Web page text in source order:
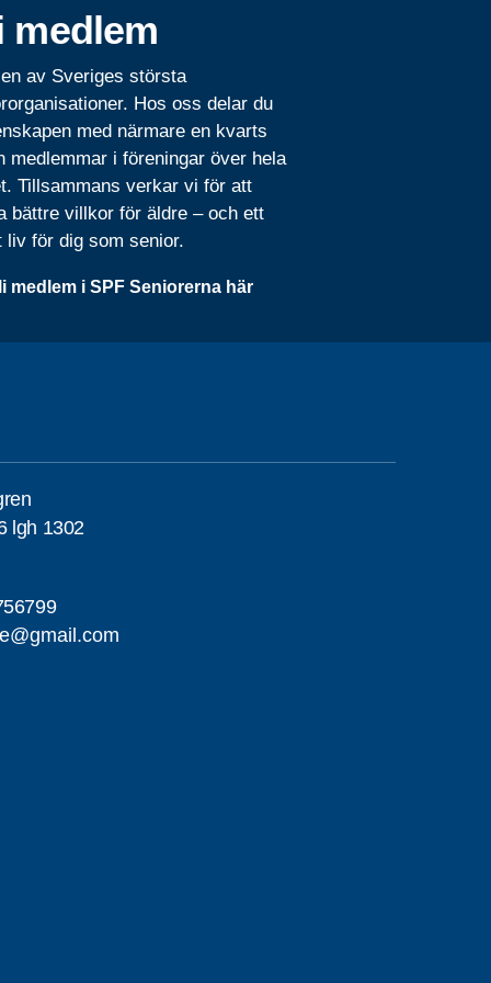
medlem
av Sveriges största
Hos oss delar du
med närmare en kvarts
medlemmar i föreningar över hela
Tillsammans verkar vi för att
bättre villkor för äldre – och ett
liv för dig som senior.
medlem i SPF Seniorerna här
lgh 1302